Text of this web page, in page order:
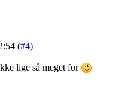
(#4)
lige så meget for